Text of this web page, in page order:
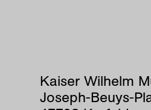
Kaiser Wilhelm
Joseph-Beuys-